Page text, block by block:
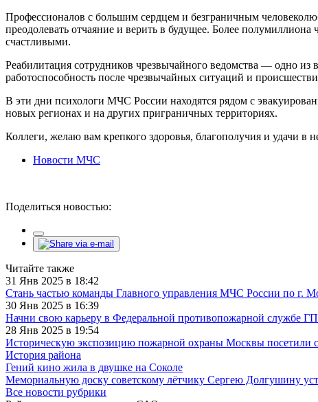
Профессионалов с большим сердцем и безграничным
преодолевать отчаяние и верить в будущее. Более
счастливыми.
Реабилитация сотрудников чрезвычайного ведомства — одно
работоспособность после чрезвычайных ситуаций и
В эти дни психологи МЧС России находятся рядом с
новых регионах и на других приграничных территориях.
Коллеги, желаю вам крепкого здоровья, благополучия и удачи в
Новости МЧС
Поделиться новостью:
Читайте также
31 Янв 2025 в 18:42
Стань частью команды Главного управления МЧС России по г.
30 Янв 2025 в 16:39
Начни свою карьеру в Федеральной противопожарной службе
28 Янв 2025 в 19:54
Историческую экспозицию пожарной охраны Москвы посетили
История района
Гений кино жила в двушке на Соколе
Мемориальную доску советскому лётчику Сергею Долгушину
Все новости рубрики